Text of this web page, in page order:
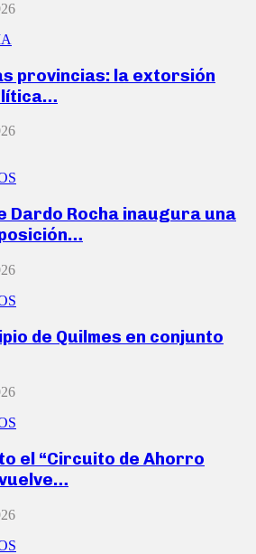
provincias: la extorsión
Dardo Rocha inaugura una
de Quilmes en conjunto
el “Circuito de Ahorro